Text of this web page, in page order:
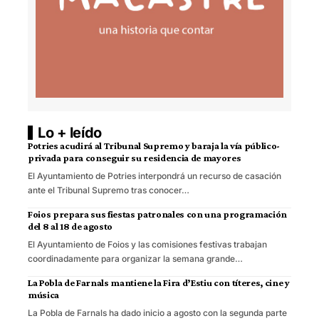
Lo + leído
Potries acudirá al Tribunal Supremo y baraja la vía público-
privada para conseguir su residencia de mayores
El Ayuntamiento de Potries interpondrá un recurso de casación
ante el Tribunal Supremo tras conocer…
Foios prepara sus fiestas patronales con una programación
del 8 al 18 de agosto
El Ayuntamiento de Foios y las comisiones festivas trabajan
coordinadamente para organizar la semana grande…
La Pobla de Farnals mantiene la Fira d’Estiu con títeres, cine y
música
La Pobla de Farnals ha dado inicio a agosto con la segunda parte